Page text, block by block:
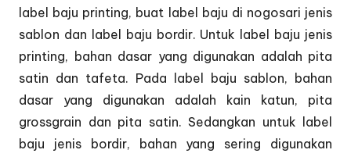
label baju printing, buat label baju di nogosari jenis
sablon dan label baju bordir. Untuk label baju jenis
printing, bahan dasar yang digunakan adalah pita
satin dan tafeta. Pada label baju sablon, bahan
dasar yang digunakan adalah kain katun, pita
grossgrain dan pita satin. Sedangkan untuk label
baju jenis bordir, bahan yang sering digunakan